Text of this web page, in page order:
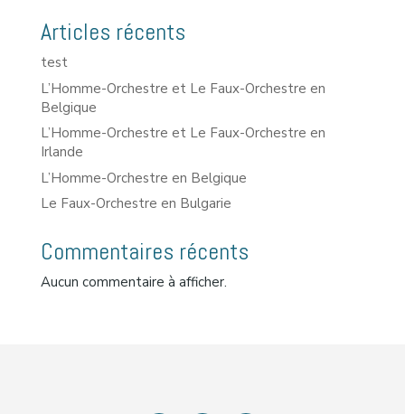
Articles récents
test
L’Homme-Orchestre et Le Faux-Orchestre en
Belgique
L’Homme-Orchestre et Le Faux-Orchestre en
Irlande
L’Homme-Orchestre en Belgique
Le Faux-Orchestre en Bulgarie
Commentaires récents
Aucun commentaire à afficher.